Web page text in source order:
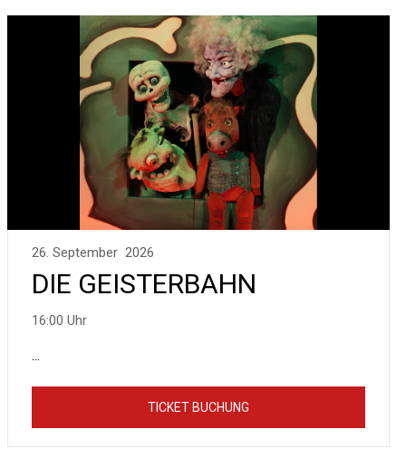
26. September 2026
DIE GEISTERBAHN
16:00 Uhr
...
TICKET BUCHUNG